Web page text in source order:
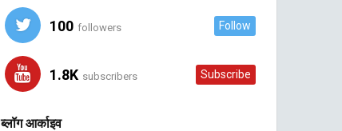
100 followers Follow
1.8K subscribers Subscribe
ब्लॉग आर्काइव